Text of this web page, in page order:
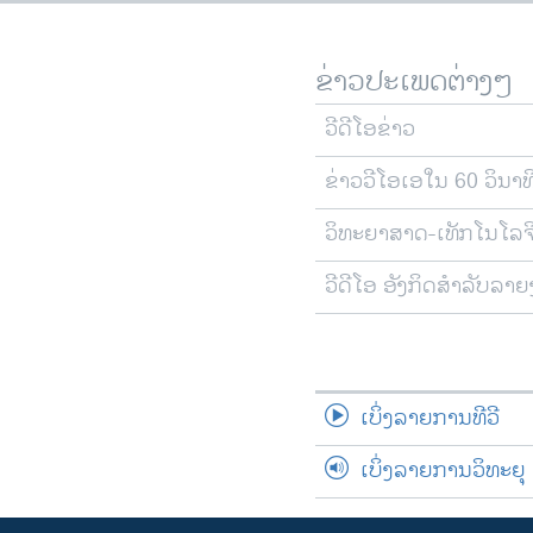
ຂ່າວປະເພດຕ່າງໆ
ວີດີໂອຂ່າວ
ຂ່າວວີໂອເອໃນ 60 ວິນາ
ວິທະຍາສາດ-ເທັກໂນໂລ
ວີດີໂອ ອັງກິດສຳລັບລາຍ
ເບິ່ງລາຍການທີວີ
ເບິ່ງລາຍການວິທະຍຸ